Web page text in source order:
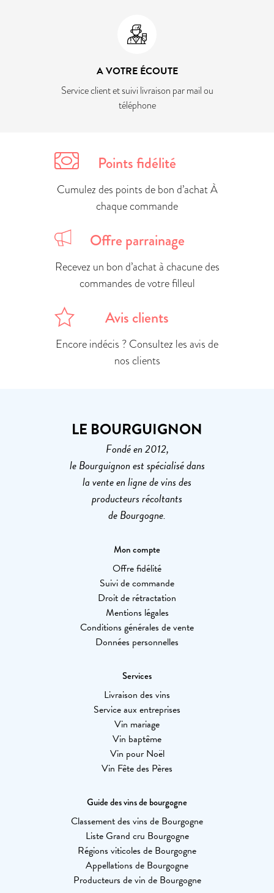
A VOTRE ÉCOUTE
Service client et suivi livraison par mail ou
téléphone
Points fidélité
Cumulez des points de bon d’achat À
chaque commande
Offre parrainage
Recevez un bon d’achat à chacune des
commandes de votre filleul
Avis clients
Encore indécis ? Consultez les avis de
nos clients
LE BOURGUIGNON
Fondé en 2012,
le Bourguignon est spécialisé dans
la vente en ligne de vins des
producteurs récoltants
de Bourgogne.
Mon compte
Offre fidélité
Suivi de commande
Droit de rétractation
Mentions légales
Conditions générales de vente
Données personnelles
Services
Livraison des vins
Service aux entreprises
Vin mariage
Vin baptême
Vin pour Noël
Vin Fête des Pères
Guide des vins de bourgogne
Classement des vins de Bourgogne
Liste Grand cru Bourgogne
Régions viticoles de Bourgogne
Appellations de Bourgogne
Producteurs de vin de Bourgogne